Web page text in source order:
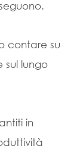
contare su
sul lungo
in